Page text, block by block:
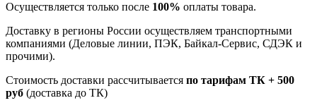
Осуществляется только после 100% оплаты товара.
Доставку в регионы России осуществляем транспортными
компаниями (Деловые линии, ПЭК, Байкал-Сервис, СДЭК и
прочими).
Стоимость доставки рассчитывается по тарифам ТК + 500
руб (доставка до ТК)